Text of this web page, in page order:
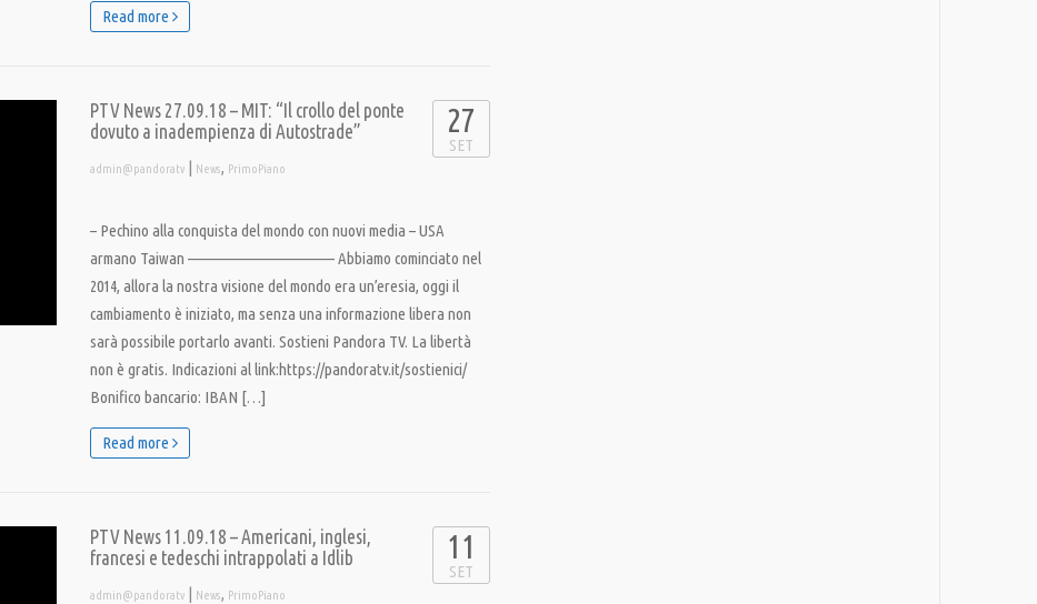
Read more
PTV News 27.09.18 – MIT: “Il crollo del ponte
dovuto a inadempienza di Autostrade”
admin@pandoratv | News, PrimoPiano
27
SET
– Pechino alla conquista del mondo con nuovi media – USA
armano Taiwan ———————————— Abbiamo cominciato nel
2014, allora la nostra visione del mondo era un’eresia, oggi il
cambiamento è iniziato, ma senza una informazione libera non
sarà possibile portarlo avanti. Sostieni Pandora TV. La libertà
non è gratis. Indicazioni al link:https://pandoratv.it/sostienici/
Bonifico bancario: IBAN […]
Read more
PTV News 11.09.18 – Americani, inglesi,
francesi e tedeschi intrappolati a Idlib
admin@pandoratv | News, PrimoPiano
11
SET